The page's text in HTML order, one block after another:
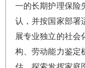
一的长期护理保险
认，并按国家部署
展专业独立的社会
构、劳动能力鉴定